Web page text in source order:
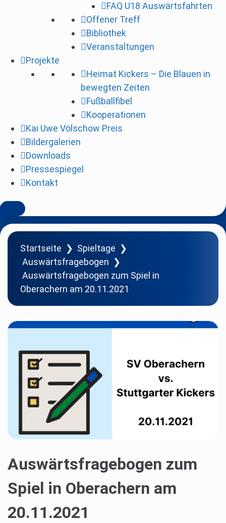
FAQ U18 Auswärtsfahrten
Offener Treff
Bibliothek
Veranstaltungen
Projekte
Heimat Kickers – Die Blauen in
bewegten Zeiten
Fußballfibel
Kooperationen
Kai Uwe Völschow Preis
Bildergalerien
Downloads
Pressespiegel
Kontakt
Startseite ❯ Spieltage ❯
Auswärtsfragebogen ❯
Auswärtsfragebogen zum Spiel in
Oberachern am 20.11.2021
Auswärtsfragebogen zum
Spiel in Oberachern am
20.11.2021